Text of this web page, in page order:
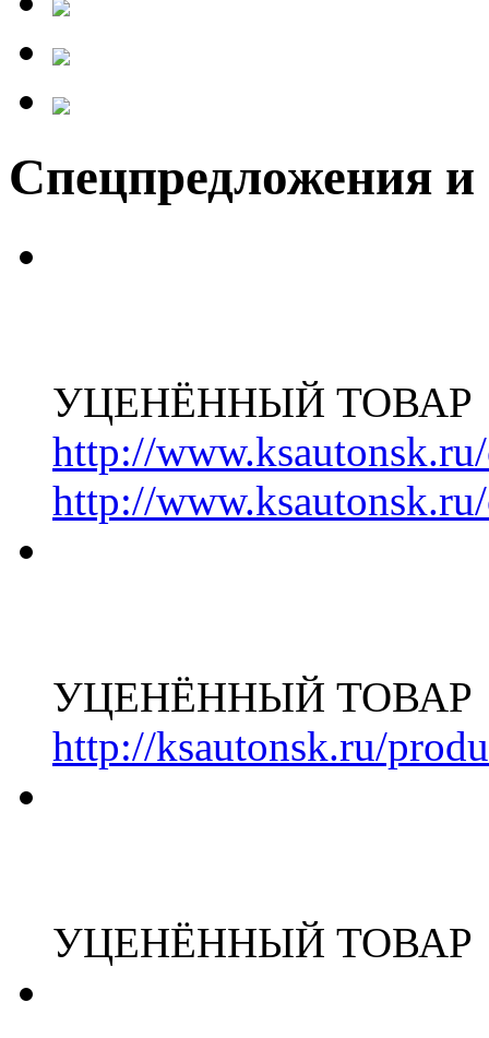
Спецпредложения
УЦЕНЁННЫЙ ТОВАР
http://
http://
УЦЕНЁННЫЙ ТОВАР
http://ksautonsk.ru/
УЦЕНЁННЫЙ ТОВАР